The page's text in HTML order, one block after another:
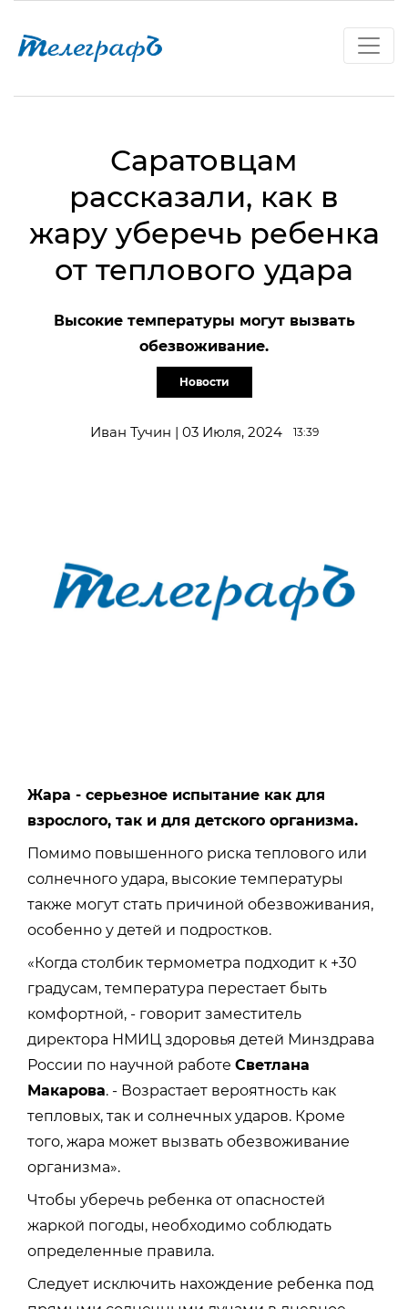
Саратовцам
рассказали, как в
жару уберечь ребенка
от теплового удара
Высокие температуры могут вызвать
обезвоживание.
Новости
Иван Тучин | 03 Июля, 2024 13:39
Жара - серьезное испытание как для
взрослого, так и для детского организма.
Помимо повышенного риска теплового или
солнечного удара, высокие температуры
также могут стать причиной обезвоживания,
особенно у детей и подростков.
«Когда столбик термометра подходит к +30
градусам, температура перестает быть
комфортной, - говорит заместитель
директора НМИЦ здоровья детей Минздрава
России по научной работе Светлана
Макарова. - Возрастает вероятность как
тепловых, так и солнечных ударов. Кроме
того, жара может вызвать обезвоживание
организма».
Чтобы уберечь ребенка от опасностей
жаркой погоды, необходимо соблюдать
определенные правила.
Следует исключить нахождение ребенка под